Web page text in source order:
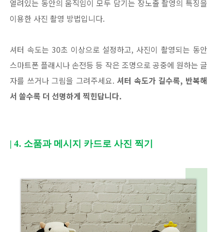
열려있는 동안의 움직임이 모두 담기는 장노출 촬영의 특징을
이용한 사진 촬영 방법입니다.
셔터 속도는 30초 이상으로 설정하고, 사진이 촬영되는 동안
스마트폰 플래시나 손전등 등 작은 조명으로 공중에 원하는 글
자를 쓰거나 그림을 그려주세요. 셔터 속도가 길수록, 반복해
서 쓸수록 더 선명하게 찍힌답니다.
| 4. 소품과 메시지 카드로 사진 찍기